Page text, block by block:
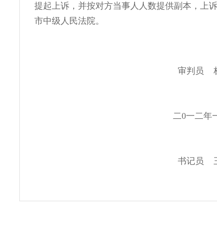
提起上诉，并按对方当事人人数提供副本，上
市中级人民法院。
审判员 杨
二0一二年一月十
书记员 王小